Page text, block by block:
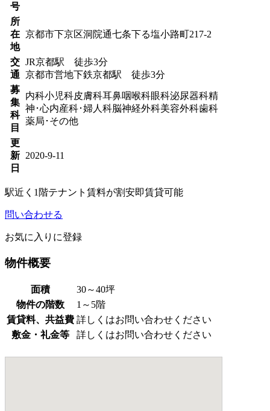
号
所
在
地
京都市下京区洞院通七条下る塩小路町217-2
交
通
JR京都駅 徒歩3分
京都市営地下鉄京都駅 徒歩3分
募
集
科
目
内科小児科皮膚科耳鼻咽喉科眼科泌尿器科精
神･心内産科･婦人科脳神経外科美容外科歯科
薬局･その他
更
新
日
2020-9-11
駅近く 1階テナント 賃料が割安即賃貸可能
問い合わせる
お気に入りに登録
物件概要
面積
30～40坪
物件の階数
1～5階
賃貸料、共益費 詳しくはお問い合わせください
敷金・礼金等
詳しくはお問い合わせください